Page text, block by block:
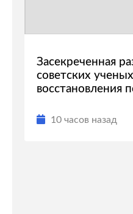
Засекреченная
советских
восстановления
10 часов назад